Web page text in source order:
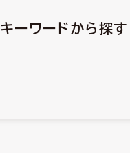
キーワードから探す